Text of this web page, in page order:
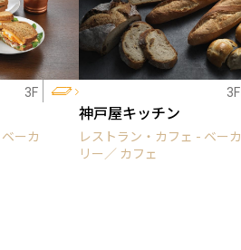
3F
ーカ
3F
神戸屋キッチン
レストラン・カフェ - ベーカ
リー／ カフェ